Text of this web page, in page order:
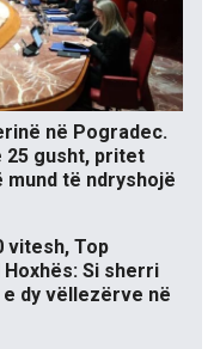
në Pogradec.
25 gusht, pritet
mund të ndryshojë
vitesh, Top
Si sherri
dy vëllezërve në